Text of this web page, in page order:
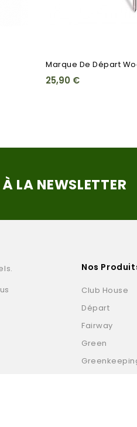
Marque De Départ
25,90 €
LA NEWSLETTER
Nos
Club House
Départ
Fairway
Green